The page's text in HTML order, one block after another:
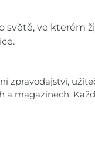
světě, ve kterém
zpravodajství,
a magazínech.